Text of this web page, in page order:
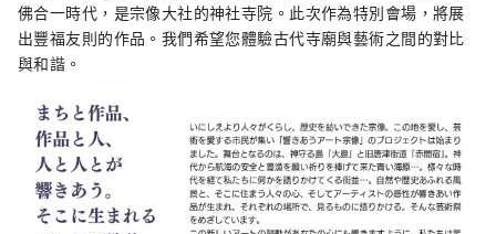
佛合一時代，是宗像大社的神社寺院。此次作為特別會場，將展
出豐福友則的作品。我們希望您體驗古代寺廟與藝術之間的對比
與和諧。